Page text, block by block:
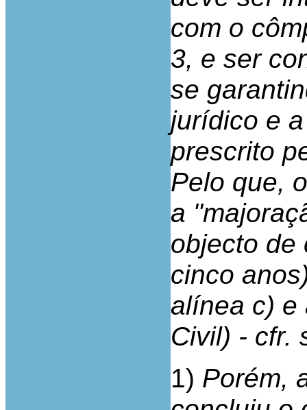
com o
3, e ser
se
jurídico e
prescrito
Pelo que,
a
objecto de
cinco
alínea c) e
Civil) - cfr.
1) Porém,